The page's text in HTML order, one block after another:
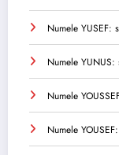
Numele YUSEF:
Numele
Numele
Numele